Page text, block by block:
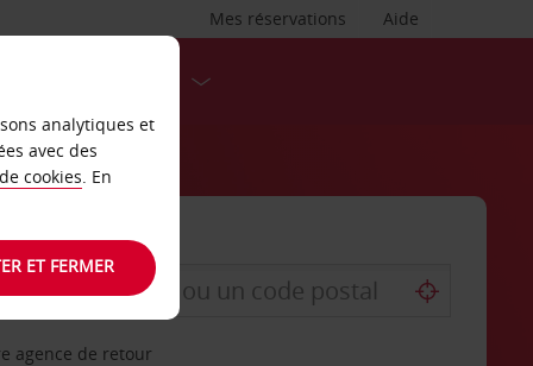
Aide
Mes réservations
agence de retour
analytiques et
avec des
cookies. En
ET FERMER